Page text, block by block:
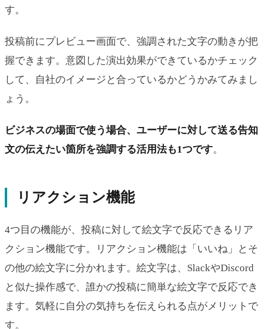
す。
投稿前にプレビュー画面で、強調された文字の動きが把
握できます。意図した演出効果ができているかチェック
して、自社のイメージと合っているかどうかみてみまし
ょう。
ビジネスの場面で使う場合、ユーザーに対して送る告知
文の伝えたい箇所を強調する活用法も1つです。
リアクション機能
4つ目の機能が、投稿に対して絵文字で反応できるリア
クション機能です。リアクション機能は「いいね」とそ
の他の絵文字に分かれます。絵文字は、SlackやDiscord
と似た操作感で、誰かの投稿に簡単な絵文字で反応でき
ます。気軽に自分の気持ちを伝えられる点がメリットで
す。